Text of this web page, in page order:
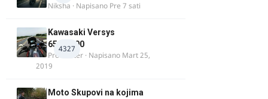
Niksha · Napisano Pre 7 sati
4327
Kawasaki Versys
650/1000
ProMaster · Napisano Mart 25,
2019
Moto Skupovi na kojima